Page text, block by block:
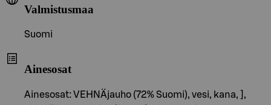
Valmistusmaa
Suomi
Ainesosat
Ainesosat: VEHNÄjauho (72% Suomi), vesi, kana, ],